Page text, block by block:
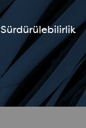
Sürdürülebilirlik